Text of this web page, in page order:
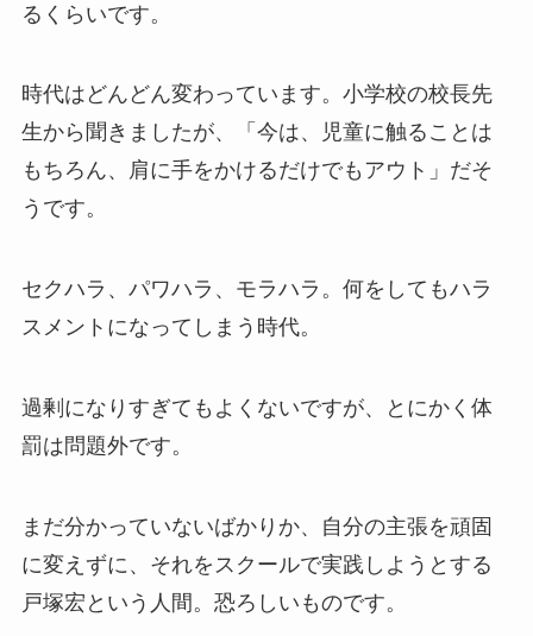
るくらいです。
時代はどんどん変わっています。小学校の校長先
生から聞きましたが、「今は、児童に触ることは
もちろん、肩に手をかけるだけでもアウト」だそ
うです。
セクハラ、パワハラ、モラハラ。何をしてもハラ
スメントになってしまう時代。
過剰になりすぎてもよくないですが、とにかく体
罰は問題外です。
まだ分かっていないばかりか、自分の主張を頑固
に変えずに、それをスクールで実践しようとする
戸塚宏という人間。恐ろしいものです。